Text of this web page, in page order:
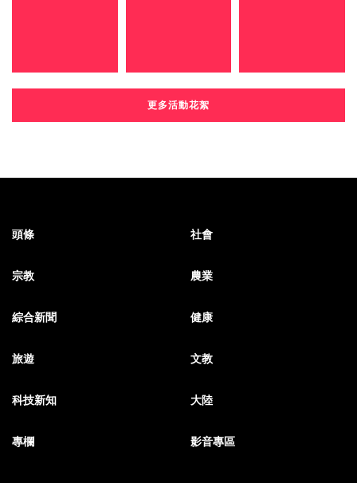
更多活動花絮
頭條 社會
宗教 農業
綜合新聞 健康
旅遊 文教
科技新知 大陸
專欄 影音專區